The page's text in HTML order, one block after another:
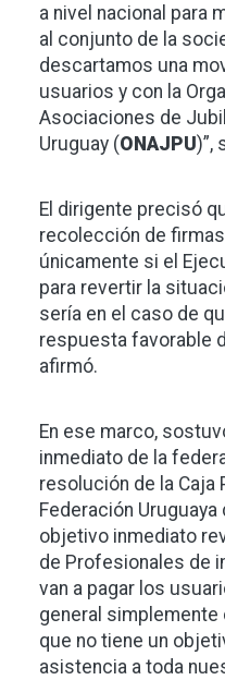
a nivel nacional para
al conjunto de la
descartamos una
usuarios y con la
Asociaciones de
Uruguay (ONAJPU)”,
El dirigente precisó
recolección de
únicamente si el
para revertir la
sería en el caso de
respuesta favorable
afirmó.
En ese marco,
inmediato de la
resolución de la Caja
Federación
objetivo inmediato
de Profesionales de
van a pagar los
general simplemente
que no tiene un
asistencia a toda